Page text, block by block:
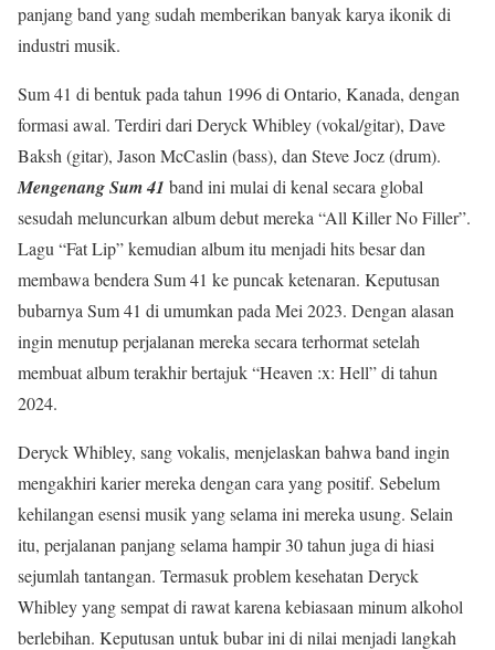
panjang band yang sudah memberikan banyak karya ikonik di
industri musik.
Sum 41 di bentuk pada tahun 1996 di Ontario, Kanada, dengan
formasi awal. Terdiri dari Deryck Whibley (vokal/gitar), Dave
Baksh (gitar), Jason McCaslin (bass), dan Steve Jocz (drum).
Mengenang Sum 41 band ini mulai di kenal secara global
sesudah meluncurkan album debut mereka “All Killer No Filler”.
Lagu “Fat Lip” kemudian album itu menjadi hits besar dan
membawa bendera Sum 41 ke puncak ketenaran. Keputusan
bubarnya Sum 41 di umumkan pada Mei 2023. Dengan alasan
ingin menutup perjalanan mereka secara terhormat setelah
membuat album terakhir bertajuk “Heaven :x: Hell” di tahun
2024.
Deryck Whibley, sang vokalis, menjelaskan bahwa band ingin
mengakhiri karier mereka dengan cara yang positif. Sebelum
kehilangan esensi musik yang selama ini mereka usung. Selain
itu, perjalanan panjang selama hampir 30 tahun juga di hiasi
sejumlah tantangan. Termasuk problem kesehatan Deryck
Whibley yang sempat di rawat karena kebiasaan minum alkohol
berlebihan. Keputusan untuk bubar ini di nilai menjadi langkah